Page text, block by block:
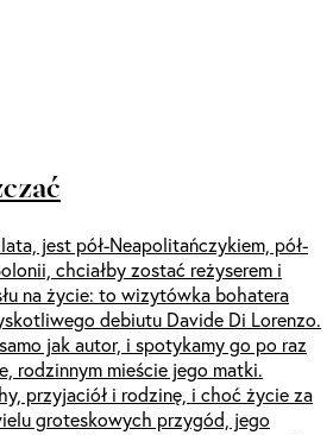
jest pół-Neapolitańczykiem, pół-
chciałby zostać reżyserem i
na życie: to wizytówka bohatera
debiutu Davide Di Lorenzo.
jak autor, i spotykamy go po raz
rodzinnym mieście jego matki.
przyjaciół i rodzinę, i choć życie za
groteskowych przygód, jego